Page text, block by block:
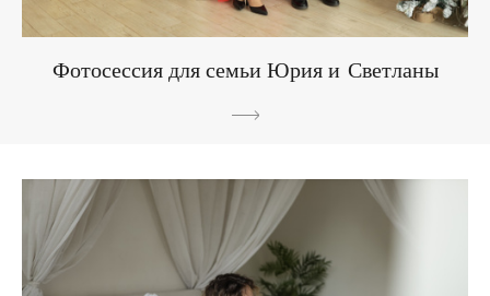
Фотосессия для семьи Юрия и Светланы